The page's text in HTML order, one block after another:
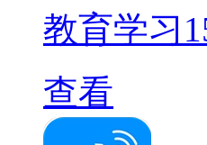
教育学习
查看